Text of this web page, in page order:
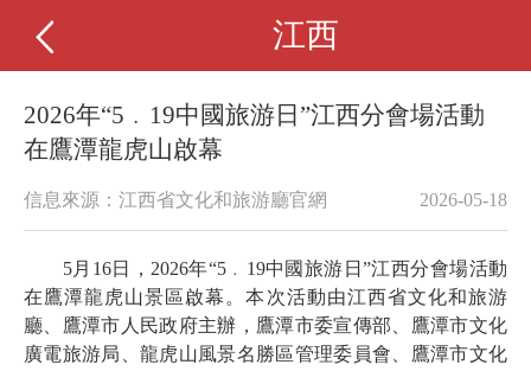
江西
2026年“5﹒19中國旅游日”江西分會場活動
在鷹潭龍虎山啟幕
信息來源：江西省文化和旅游廳官網 2026-05-18
5月16日，2026年“5﹒19中國旅游日”江西分會場活動
在鷹潭龍虎山景區啟幕。本次活動由江西省文化和旅游
廳、鷹潭市人民政府主辦，鷹潭市委宣傳部、鷹潭市文化
廣電旅游局、龍虎山風景名勝區管理委員會、鷹潭市文化